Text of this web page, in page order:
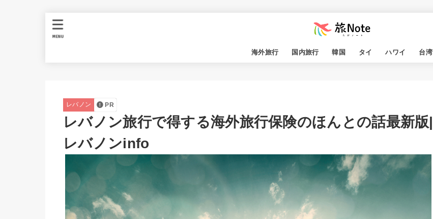
海外旅行 国内旅行 韓国 タイ ハワイ 台湾
MENU
レバノン PR
レバノン旅行で得する海外旅行保険のほんとの話最新版|
レバノンinfo